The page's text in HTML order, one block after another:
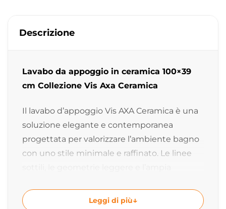
Descrizione
Lavabo da appoggio in ceramica 100×39
cm Collezione Vis Axa Ceramica
Il lavabo d’appoggio Vis AXA Ceramica è una
soluzione elegante e contemporanea
progettata per valorizzare l’ambiente bagno
con uno stile minimale e raffinato. Le linee
perfetto tra design moderno e funzionalità
Leggi di più